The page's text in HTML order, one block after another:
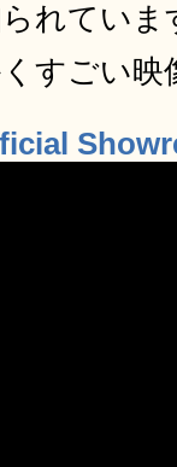
れていま
すごい